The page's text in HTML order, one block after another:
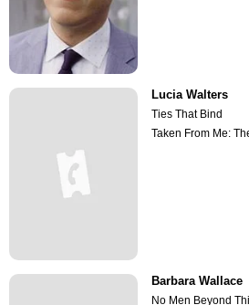
Lucia Walters
Ties That Bind
Taken From Me:
Barbara Wallace
No Men Beyond